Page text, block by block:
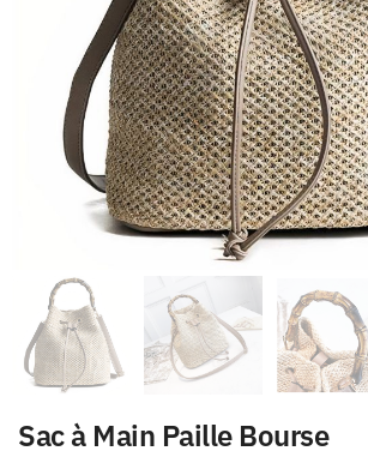
Sac à Main Paille Bourse